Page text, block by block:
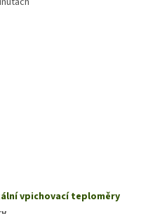
vpichovací teploměry